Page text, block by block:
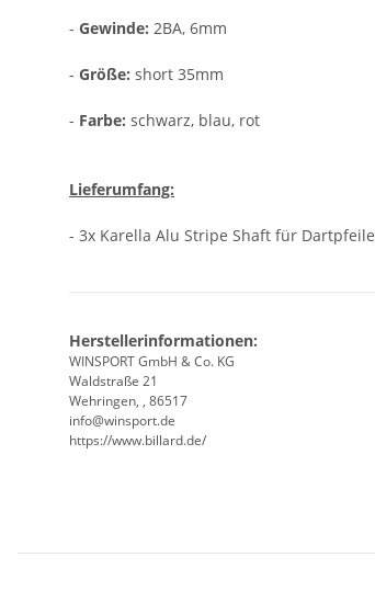
- Gewinde: 2BA, 6mm
- Größe: short 35mm
- Farbe: schwarz, blau, rot
Lieferumfang:
- 3x Karella Alu Stripe Shaft für Dartpfeile
Herstellerinformationen:
WINSPORT GmbH & Co. KG
Waldstraße 21
Wehringen, , 86517
info@winsport.de
https://www.billard.de/